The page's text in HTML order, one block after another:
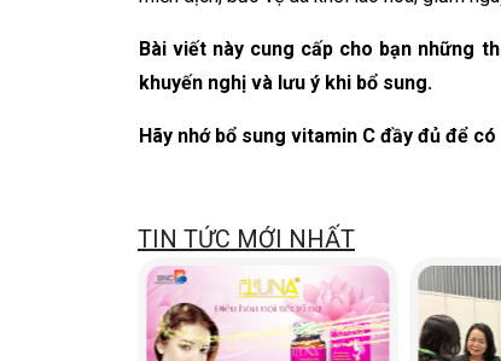
Bài viết này cung cấp cho bạn những
khuyến nghị và lưu ý khi bổ sung.
Hãy nhớ bổ sung vitamin C đầy đủ để
TIN TỨC MỚI NHẤT